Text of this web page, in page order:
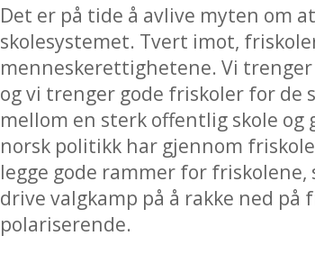
Det er på tide å avlive myten om
skolesystemet. Tvert imot,
menneskerettighetene. Vi
og vi trenger gode friskoler for de
mellom en sterk offentlig skole
norsk politikk har gjennom
legge gode rammer for friskolene,
drive valgkamp på å rakke ned
polariserende.